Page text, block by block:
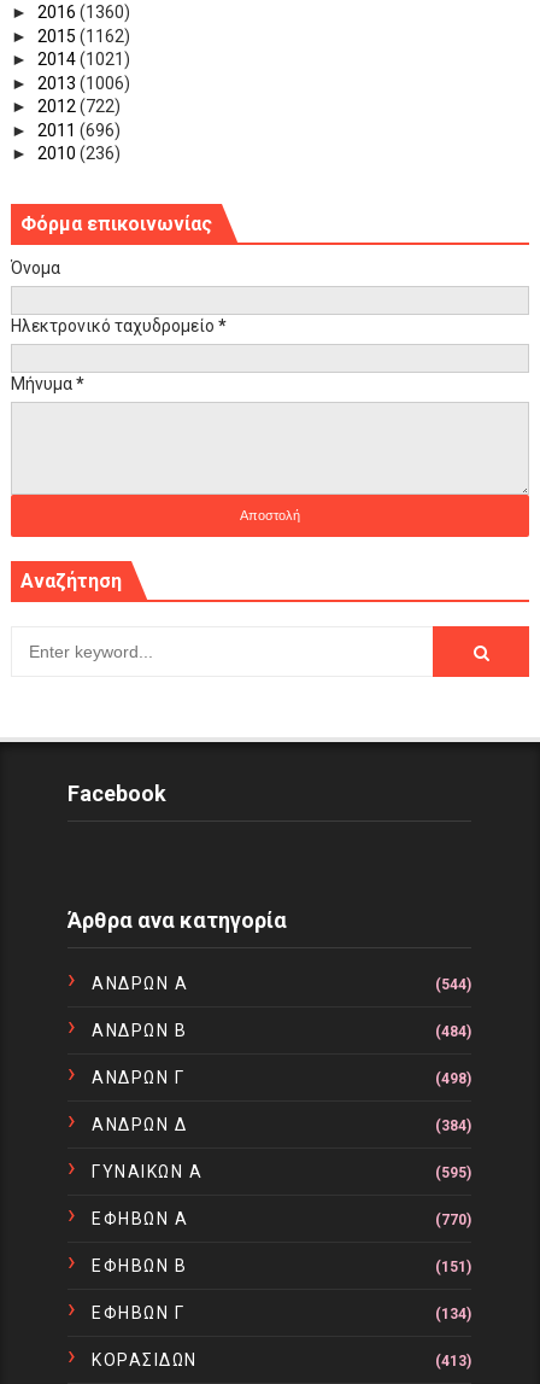
► 2016 (1360)
► 2015 (1162)
► 2014(1021)
► 2013 (1006)
► 2012(722)
► 2011 (696)
► 2010 (236)
Φόρμα επικοινωνίας
Όνομα
Ηλεκτρονικό ταχυδρομείο *
Μήνυμα*
Αναζήτηση
Facebook
Άρθρα ανα κατηγορία
ΑΝΔΡΩΝ Α (544)
ΑΝΔΡΩΝ Β (484)
ΑΝΔΡΩΝ Γ (498)
ΑΝΔΡΩΝ Δ (384)
ΓΥΝΑΙΚΩΝ Α (595)
ΕΦΗΒΩΝ Α (770)
ΕΦΗΒΩΝ Β (151)
ΕΦΗΒΩΝ Γ (134)
ΚΟΡΑΣΙΔΩΝ (413)